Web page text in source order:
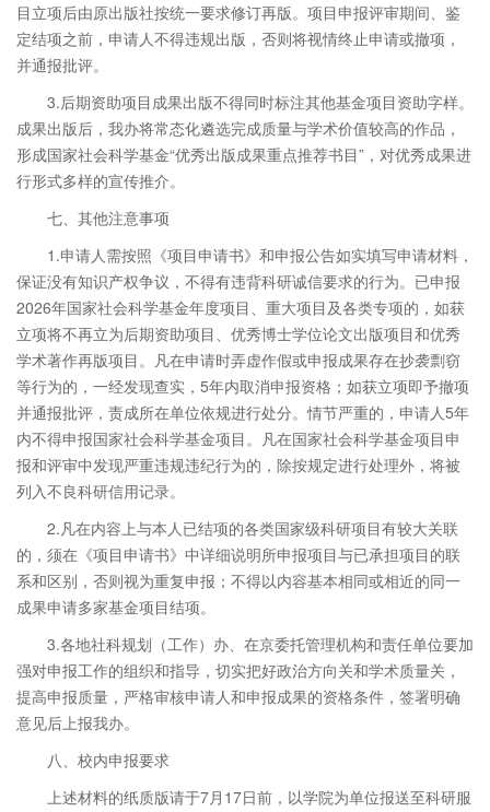
目立项后由原出版社按统一要求修订再版。项目申报评审期间、鉴
定结项之前，申请人不得违规出版，否则将视情终止申请或撤项，
并通报批评。
3.后期资助项目成果出版不得同时标注其他基金项目资助字样。
成果出版后，我办将常态化遴选完成质量与学术价值较高的作品，
形成国家社会科学基金“优秀出版成果重点推荐书目”，对优秀成果进
行形式多样的宣传推介。
七、其他注意事项
1.申请人需按照《项目申请书》和申报公告如实填写申请材料，
保证没有知识产权争议，不得有违背科研诚信要求的行为。已申报
2026年国家社会科学基金年度项目、重大项目及各类专项的，如获
立项将不再立为后期资助项目、优秀博士学位论文出版项目和优秀
学术著作再版项目。凡在申请时弄虚作假或申报成果存在抄袭剽窃
等行为的，一经发现查实，5年内取消申报资格；如获立项即予撤项
并通报批评，责成所在单位依规进行处分。情节严重的，申请人5年
内不得申报国家社会科学基金项目。凡在国家社会科学基金项目申
报和评审中发现严重违规违纪行为的，除按规定进行处理外，将被
列入不良科研信用记录。
2.凡在内容上与本人已结项的各类国家级科研项目有较大关联
的，须在《项目申请书》中详细说明所申报项目与已承担项目的联
系和区别，否则视为重复申报；不得以内容基本相同或相近的同一
成果申请多家基金项目结项。
3.各地社科规划（工作）办、在京委托管理机构和责任单位要加
强对申报工作的组织和指导，切实把好政治方向关和学术质量关，
提高申报质量，严格审核申请人和申报成果的资格条件，签署明确
意见后上报我办。
八、校内申报要求
上述材料的纸质版请于7月17日前，以学院为单位报送至科研服